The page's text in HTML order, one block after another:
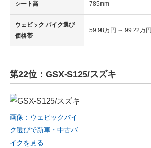
シート高 785mm
ウェビック バイク選び
価格帯
59.98万円 ～ 99.22万円
第22位：GSX-S125/スズキ
画像：ウェビックバイ
ク選びで新車・中古バ
イクを見る